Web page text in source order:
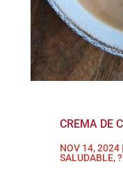
CREMA DE
NOV 14, 2024
SALUDABLE,